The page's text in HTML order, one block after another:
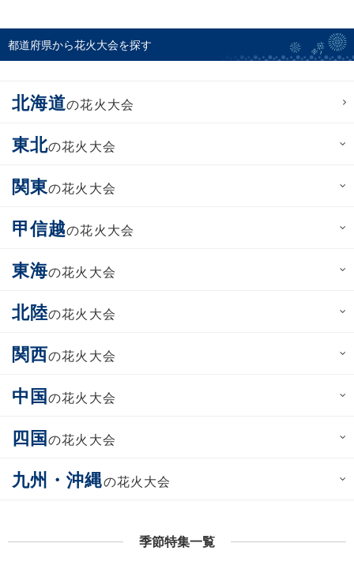
都道府県から花火大会を探す
北海道の花火大会
東北の花火大会
関東の花火大会
甲信越の花火大会
東海の花火大会
北陸の花火大会
関西の花火大会
中国の花火大会
四国の花火大会
九州・沖縄の花火大会
季節特集一覧